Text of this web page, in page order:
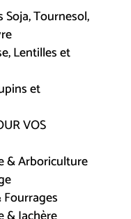
Soja, Tournesol,
Lentilles et
et
VOS
& Arboriculture